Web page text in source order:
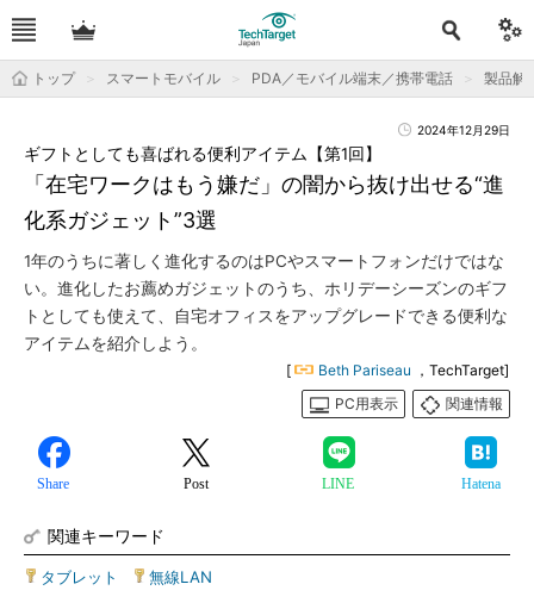
トップ スマートモバイル PDA／モバイル端末／携帯電話 製品解
2024年12月29日
「在宅ワークはもう嫌だ」の闇から抜け出せる“進
化系ガジェット”3選
ギフトとしても喜ばれる便利アイテム【第1回】
1年のうちに著しく進化するのはPCやスマートフォンだけではな
い。進化したお薦めガジェットのうち、ホリデーシーズンのギフ
トとしても使えて、自宅オフィスをアップグレードできる便利な
アイテムを紹介しよう。
[ Beth Pariseau ，TechTarget]
PC用表示
関連情報
Share Post LINE Hatena
関連キーワード
タブレット 無線LAN